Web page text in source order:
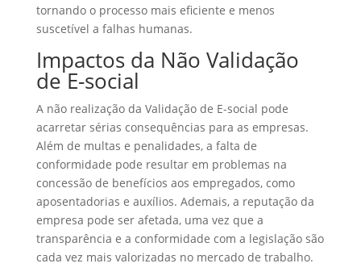
tornando o processo mais eficiente e menos
suscetível a falhas humanas.
Impactos da Não Validação
de E-social
A não realização da Validação de E-social pode
acarretar sérias consequências para as empresas.
Além de multas e penalidades, a falta de
conformidade pode resultar em problemas na
concessão de benefícios aos empregados, como
aposentadorias e auxílios. Ademais, a reputação da
empresa pode ser afetada, uma vez que a
transparência e a conformidade com a legislação são
cada vez mais valorizadas no mercado de trabalho.